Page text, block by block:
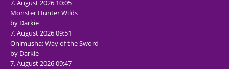
7. August 2026 10:05
Monster Hunter Wilds
by Darkie
7. August 2026 09:51
Onimusha: Way of the Sword
by Darkie
7. August 2026 09:47